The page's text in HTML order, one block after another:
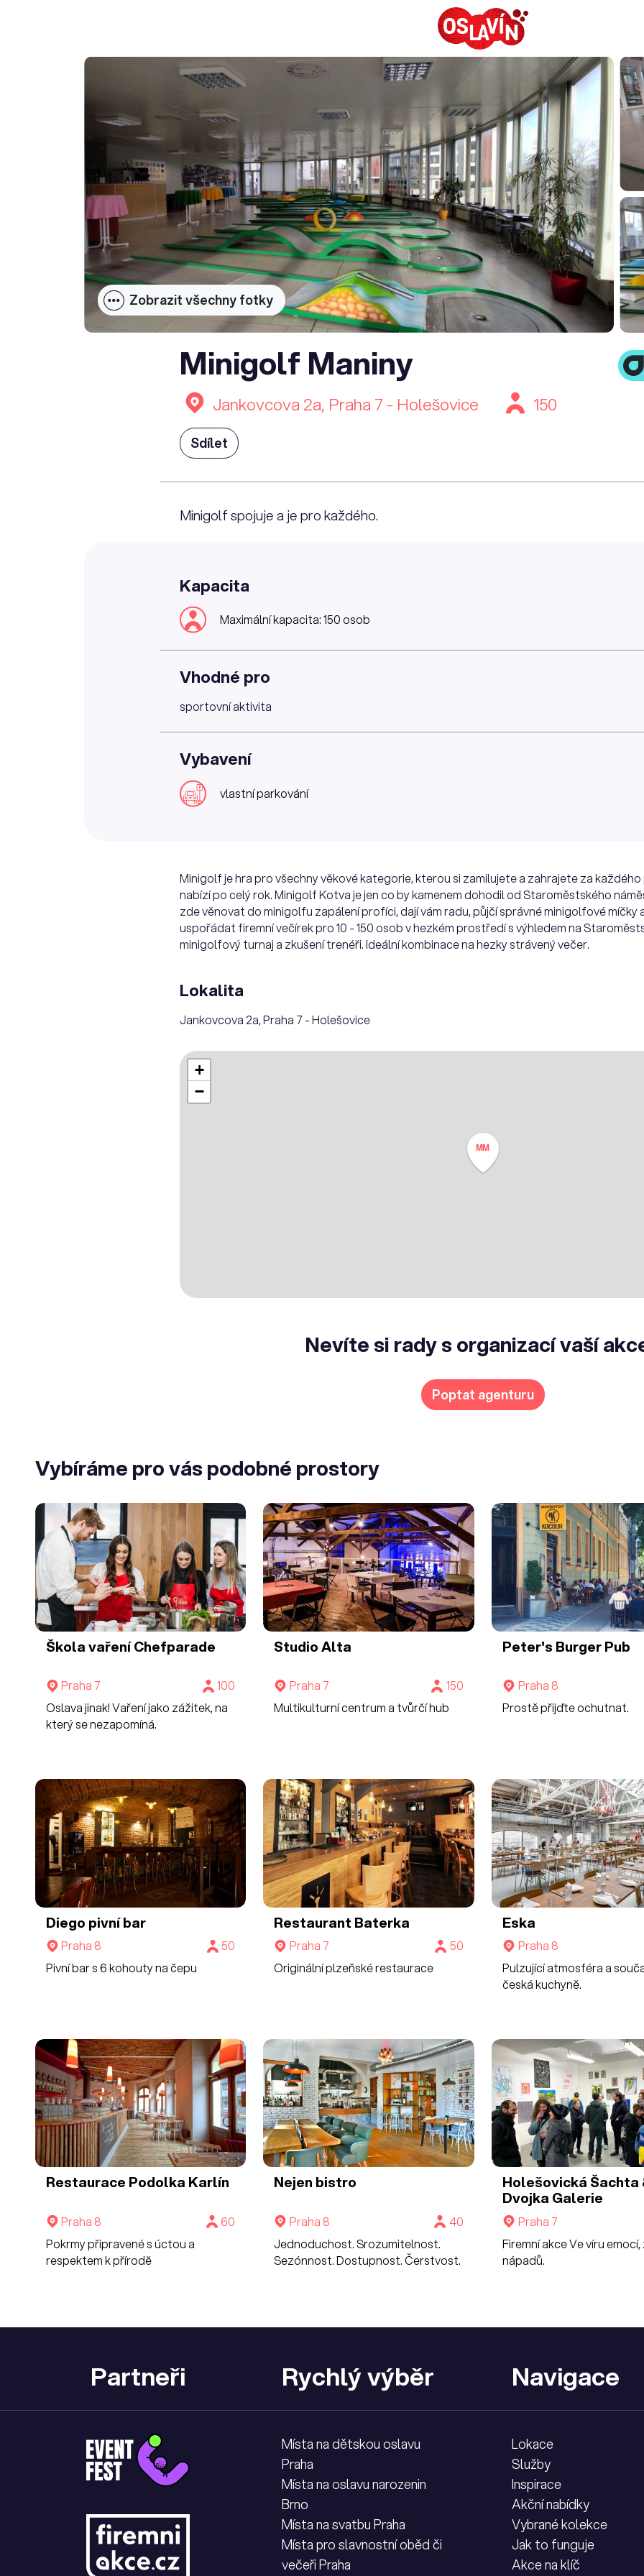
Zobrazit všechny fotky
Minigolf Maniny
Jankovcova 2a, Praha 7 - Holešovice 150
Sdílet
Minigolf spojuje a je pro každého.
Kapacita
Maximální kapacita: 150 osob
Vhodné pro
sportovní aktivita
Vybavení
vlastní parkování
Minigolf je hra pro všechny věkové kategorie, kterou si zamilujete a zahrajete za
nabízí po celý rok. Minigolf Kotva je jen co by kamenem dohodil od Staroměstského
zde věnovat do minigolfu zapálení profíci, dají vám radu, půjčí správné minigolfové míčky
uspořádat firemní večírek pro 10 - 150 osob v hezkém prostředí s výhledem na
minigolfový turnaj a zkušení trenéři. Ideální kombinace na hezky strávený večer.
Lokalita
Jankovcova 2a, Praha 7 - Holešovice
MM
+
−
Nevíte si rady s organizací vaší
Poptat agenturu
Vybíráme pro vás podobné prostory
Škola vaření Chefparade
Praha 7
100
Oslava jinak! Vaření jako zážitek, na
který se nezapomíná.
Studio Alta
Praha 7
150
Multikulturní centrum a tvůrčí hub
Peter's Burger Pub
Praha 8
Prostě přijďte ochutnat.
Diego pivní bar
Praha 8
50
Pivní bar s 6 kohouty na čepu
Restaurant Baterka
Praha 7
50
Originální plzeňské restaurace
Eska
Praha 8
Pulzující atmosféra a
česká kuchyně.
Restaurace Podolka Karlín
Praha 8
60
Pokrmy připravené s úctou a
respektem k přírodě
Nejen bistro
Praha 8
40
Jednoduchost. Srozumitelnost.
Sezónnost. Dostupnost. Čerstvost.
Holešovická Šachta
Dvojka Galerie
Praha 7
Firemní akce Ve víru
nápadů.
Partneři Rychlý výběr
Místa na dětskou oslavu
Praha
Místa na oslavu narozenin
Brno
Místa na svatbu Praha
Místa pro slavnostní oběd či
večeři Praha
Navigace
Lokace
Služby
Inspirace
Akční nabídky
Vybrané kolekce
Jak to funguje
Akce na klíč